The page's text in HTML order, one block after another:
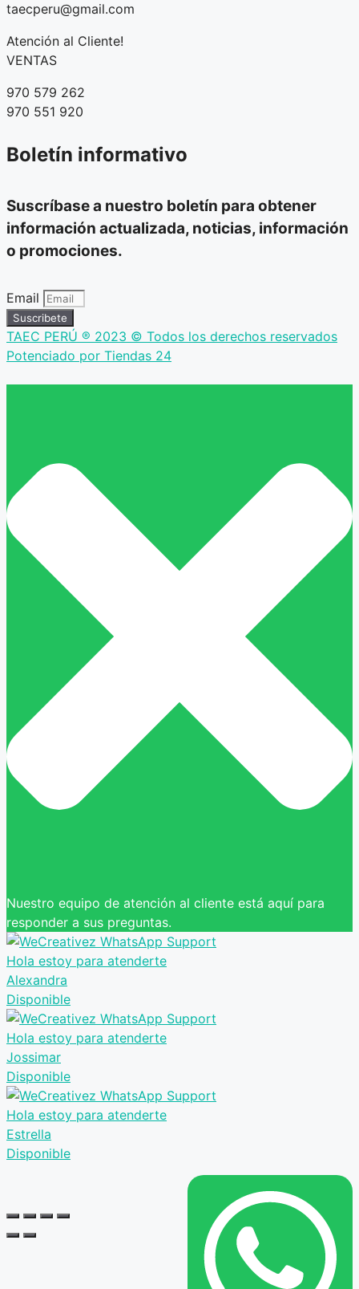
taecperu@gmail.com
Atención al Cliente!
VENTAS
970 579 262
970 551 920
Boletín informativo
Suscríbase a nuestro boletín para obtener
información actualizada, noticias, información
o promociones.
Email
Suscribete
TAEC PERÚ ® 2023 © Todos los derechos reservados
Potenciado por Tiendas 24
Nuestro equipo de atención al cliente está aquí para
responder a sus preguntas.
Hola estoy para atenderte
Alexandra
Disponible
Hola estoy para atenderte
Jossimar
Disponible
Hola estoy para atenderte
Estrella
Disponible